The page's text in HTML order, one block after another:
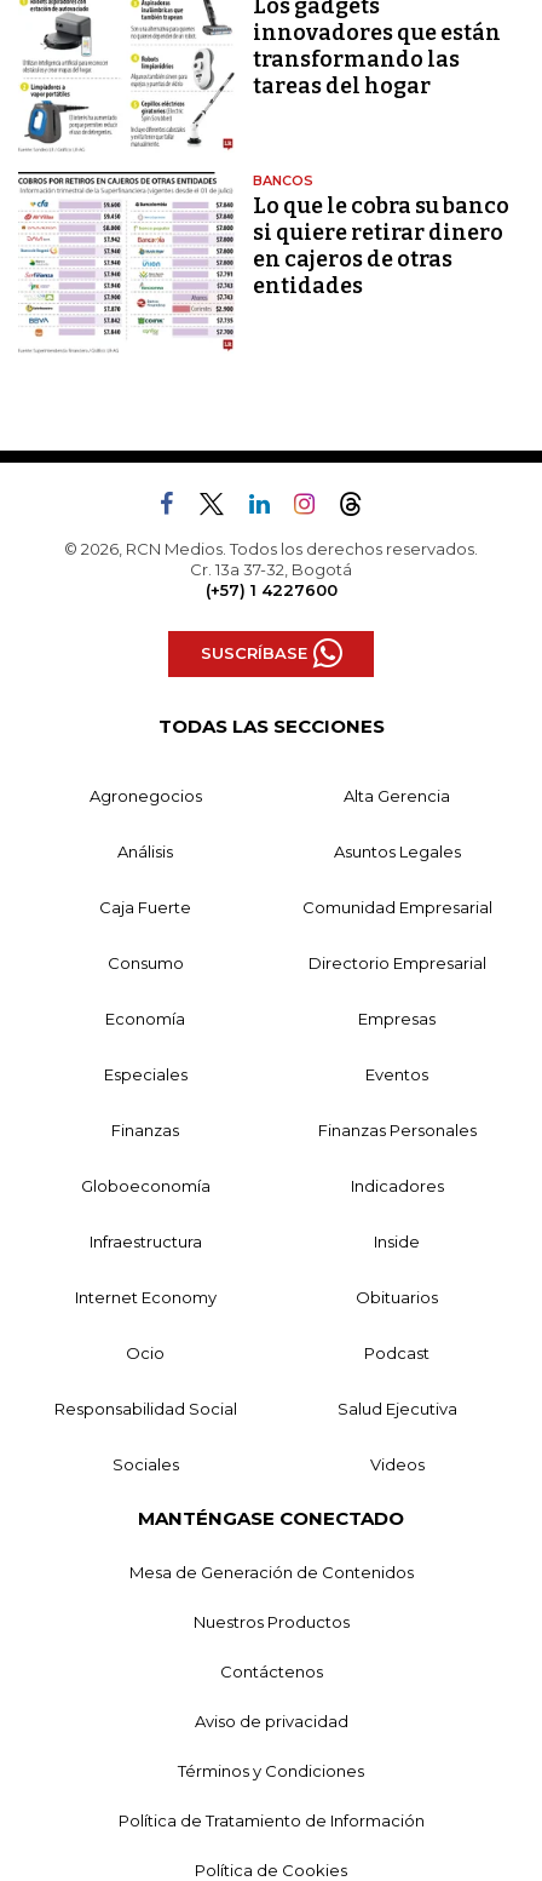
Los gadgets
innovadores que están
transformando las
tareas del hogar
BANCOS
Lo que le cobra su banco
si quiere retirar dinero
en cajeros de otras
entidades
© 2026, RCN Medios. Todos los derechos reservados.
Cr. 13a 37-32, Bogotá
(+57) 1 4227600
SUSCRÍBASE
TODAS LAS SECCIONES
Agronegocios Alta Gerencia
Análisis Asuntos Legales
Caja Fuerte Comunidad Empresarial
Consumo Directorio Empresarial
Economía Empresas
Especiales Eventos
Finanzas Finanzas Personales
Globoeconomía Indicadores
Infraestructura Inside
Internet Economy Obituarios
Ocio Podcast
Responsabilidad Social Salud Ejecutiva
Sociales Videos
MANTÉNGASE CONECTADO
Mesa de Generación de Contenidos
Nuestros Productos
Contáctenos
Aviso de privacidad
Términos y Condiciones
Política de Tratamiento de Información
Política de Cookies